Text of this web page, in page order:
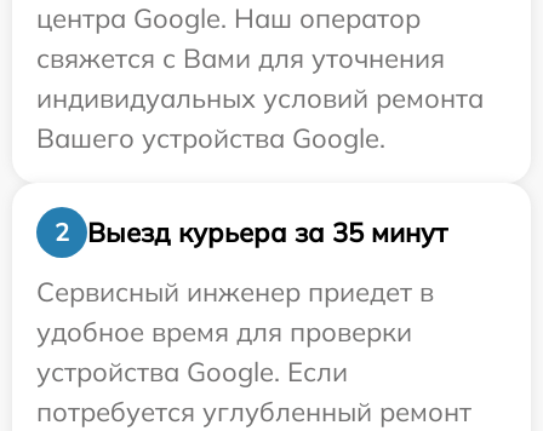
центра Google. Наш оператор
свяжется с Вами для уточнения
индивидуальных условий ремонта
Вашего устройства Google.
2
Выезд курьера за 35 минут
Сервисный инженер приедет в
удобное время для проверки
устройства Google. Если
потребуется углубленный ремонт